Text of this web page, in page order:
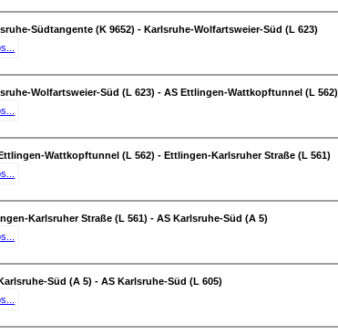
Südtangente (K 9652) - Karlsruhe-Wolfartsweier-Süd (L 623)
Wolfartsweier-Süd (L 623) - AS Ettlingen-Wattkopftunnel (L 562)
Wattkopftunnel (L 562) - Ettlingen-Karlsruher Straße (L 561)
Karlsruher Straße (L 561) - AS Karlsruhe-Süd (A 5)
Süd (A 5) - AS Karlsruhe-Süd (L 605)